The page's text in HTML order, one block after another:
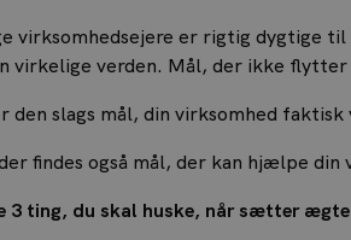
virksomhedsejere er rigtig dygtige
virkelige verden. Mål, der ikke
den slags mål, din virksomhed
findes også mål, der kan hjælpe
3 ting, du skal huske, når sætter